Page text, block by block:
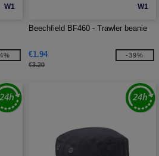
W1 W1
Beechfield BF460 - Trawler beanie
€1.94
€3.20
-39%